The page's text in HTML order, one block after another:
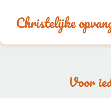
Voor